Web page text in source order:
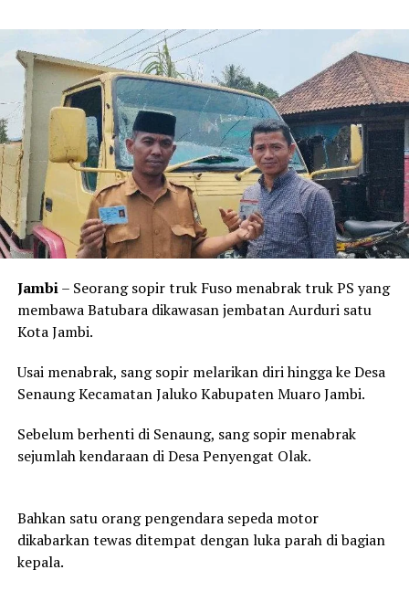
Jambi– Seorang sopir truk Fuso menabrak truk PS yang
membawa Batubara dikawasan jembatan Aurduri satu
Kota Jambi.
Usai menabrak, sang sopir melarikan diri hingga ke Desa
Senaung Kecamatan Jaluko Kabupaten Muaro Jambi.
Sebelum berhenti di Senaung, sang sopir menabrak
sejumlah kendaraan di Desa Penyengat Olak.
Bahkan satu orang pengendara sepeda motor
dikabarkan tewas ditempat dengan luka parah di bagian
kepala.